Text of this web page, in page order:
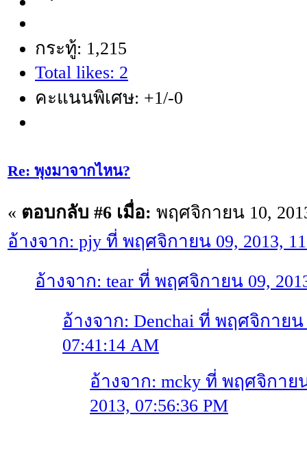
กระทู้: 1,215
Total likes: 2
คะแนนพิเศษ: +1/-0
Re: พุงมาจากไหน?
« ตอบกลับ #6 เมื่อ: พฤศจิกายน 10,
อ้างจาก: pjy ที่ พฤศจิกายน 09, 2013,
อ้างจาก: tear ที่ พฤศจิกายน 09,
อ้างจาก: Denchai ที่ พฤศจิกายน
07:41:14 AM
อ้างจาก: mcky ที่ พฤศจิกาย
2013, 07:56:36 PM